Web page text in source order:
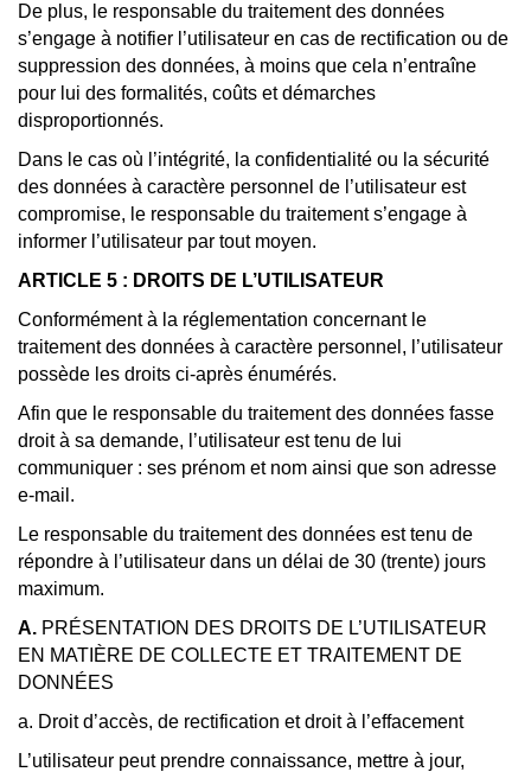
De plus, le responsable du traitement des données
s’engage à notifier l’utilisateur en cas de rectification ou de
suppression des données, à moins que cela n’entraîne
pour lui des formalités, coûts et démarches
disproportionnés.
Dans le cas où l’intégrité, la confidentialité ou la sécurité
des données à caractère personnel de l’utilisateur est
compromise, le responsable du traitement s’engage à
informer l’utilisateur par tout moyen.
ARTICLE 5 : DROITS DE L’UTILISATEUR
Conformément à la réglementation concernant le
traitement des données à caractère personnel, l’utilisateur
possède les droits ci-après énumérés.
Afin que le responsable du traitement des données fasse
droit à sa demande, l’utilisateur est tenu de lui
communiquer : ses prénom et nom ainsi que son adresse
e-mail.
Le responsable du traitement des données est tenu de
répondre à l’utilisateur dans un délai de 30 (trente) jours
maximum.
A. PRÉSENTATION DES DROITS DE L’UTILISATEUR
EN MATIÈRE DE COLLECTE ET TRAITEMENT DE
DONNÉES
a. Droit d’accès, de rectification et droit à l’effacement
L’utilisateur peut prendre connaissance, mettre à jour,